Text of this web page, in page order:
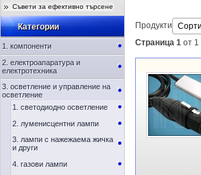
Съвети за ефективно търсене
Категории
1. компоненти
2. електроапаратура и
електротехника
3. осветление и управление на
осветление
1. светодиодно осветление
2. луменисцентни лампи
3. лампи с нажежаема жичка
и други
4. газови лампи
Продукти
Страница 1 от 1